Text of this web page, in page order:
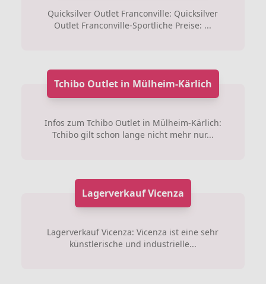
Quicksilver Outlet Franconville: Quicksilver
Outlet Franconville-Sportliche Preise: ...
Tchibo Outlet in Mülheim-Kärlich
Infos zum Tchibo Outlet in Mülheim-Kärlich:
Tchibo gilt schon lange nicht mehr nur...
Lagerverkauf Vicenza
Lagerverkauf Vicenza: Vicenza ist eine sehr
künstlerische und industrielle...